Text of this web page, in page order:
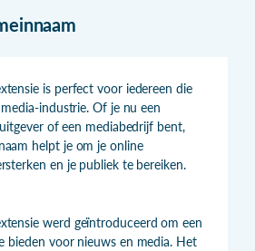
is perfect voor iedereen die
industrie. Of je nu een
of een mediabedrijf bent,
helpt je om je online
en je publiek te bereiken.
werd geïntroduceerd om een
bieden voor nieuws en media. Het